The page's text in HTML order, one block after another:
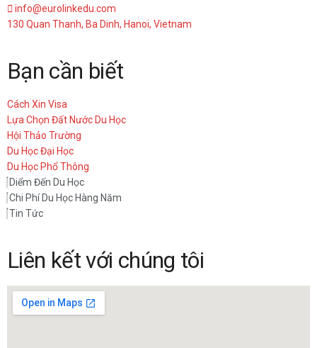
info@eurolinkedu.com
130 Quan Thanh, Ba Dinh, Hanoi, Vietnam
Bạn cần biết
Cách Xin Visa
Lựa Chọn Đất Nước Du Học
Hội Thảo Trường
Du Học Đại Học
Du Học Phổ Thông
Diểm Đến Du Học
Chi Phí Du Học Hàng Năm
Tin Tức
Liên kết với chúng tôi